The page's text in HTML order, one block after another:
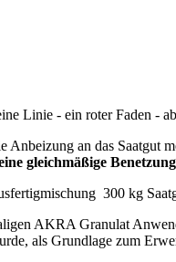
Linie - ein roter Faden -
an das Saatgut
gleichmäßige
300 kg
AKRA Granulat
als Grundlage zum